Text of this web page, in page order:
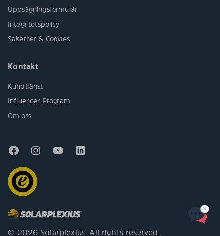
Uppsägningsformulär
Integritetspolicy
Säkerhet & Cookies
Kontakt
Kundtjänst
Influencer Program
Om oss
© 2026 Solarplexius. All rights reserved.